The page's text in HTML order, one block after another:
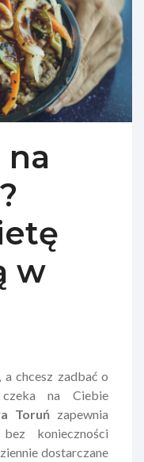
na
w
chcesz zadbać o
na Ciebie
Toruń zapewnia
konieczności
dostarczane